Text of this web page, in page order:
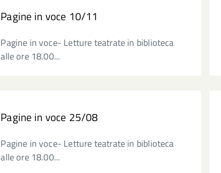
Pagine in voce 10/11
Pagine in voce- Letture teatrate in biblioteca
alle ore 18.00...
Pagine in voce 25/08
Pagine in voce- Letture teatrate in biblioteca
alle ore 18.00...